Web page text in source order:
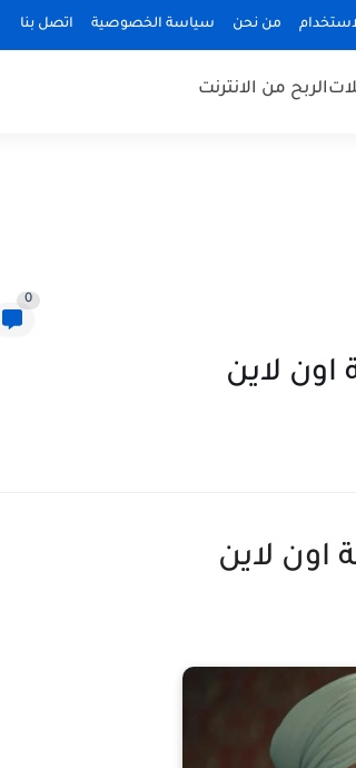
من نحن سياسة الخصوصية اتصل بنا
الربح من الانترنت
0